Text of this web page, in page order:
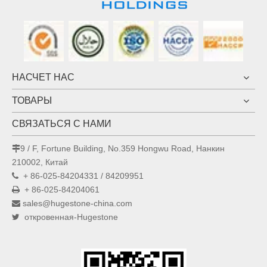
НАСЧЕТ НАС
ТОВАРЫ
СВЯЗАТЬСЯ С НАМИ
9 / F, Fortune Building, No.359 Hongwu Road, Нанкин
210002, Китай
 + 86-025-84204331 / 84209951
 + 86-025-84204061
 sales@hugestone-china.com
 откровенная-Hugestone